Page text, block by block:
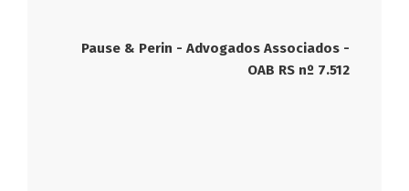
Pause & Perin - Advogados Associados -
OAB RS nº 7.512